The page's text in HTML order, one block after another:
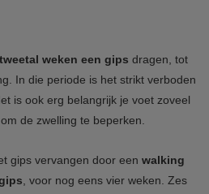
tweetal weken een gips dragen, tot
In die periode is het strikt verboden
is ook erg belangrijk je voet zoveel
de zwelling te beperken.
gips vervangen door een walking
, voor nog eens vier weken. Zes